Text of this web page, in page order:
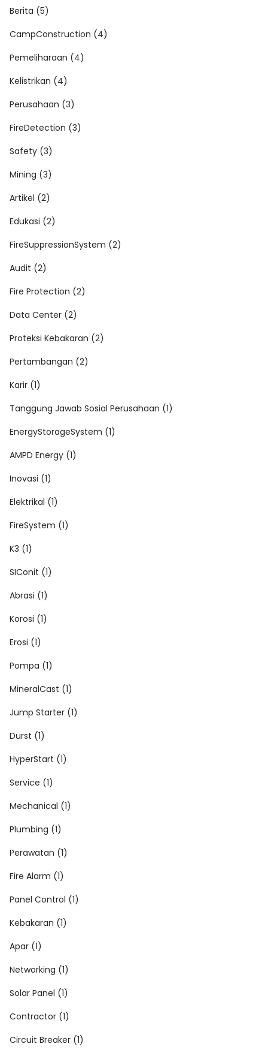
Berita (5)
CampConstruction (4)
Pemeliharaan (4)
Kelistrikan (4)
Perusahaan (3)
FireDetection (3)
Safety (3)
Mining (3)
Artikel (2)
Edukasi (2)
FireSuppressionSystem (2)
Audit (2)
Fire Protection (2)
Data Center (2)
Proteksi Kebakaran (2)
Pertambangan (2)
Karir (1)
Tanggung Jawab Sosial Perusahaan (1)
EnergyStorageSystem (1)
AMPD Energy (1)
Inovasi (1)
Elektrikal (1)
FireSystem (1)
K3 (1)
SIConit (1)
Abrasi (1)
Korosi (1)
Erosi (1)
Pompa (1)
MineralCast (1)
Jump Starter (1)
Durst (1)
HyperStart (1)
Service (1)
Mechanical (1)
Plumbing (1)
Perawatan (1)
Fire Alarm (1)
Panel Control (1)
Kebakaran (1)
Apar (1)
Networking (1)
Solar Panel (1)
Contractor (1)
Circuit Breaker (1)